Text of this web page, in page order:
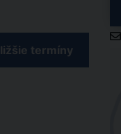
termíny